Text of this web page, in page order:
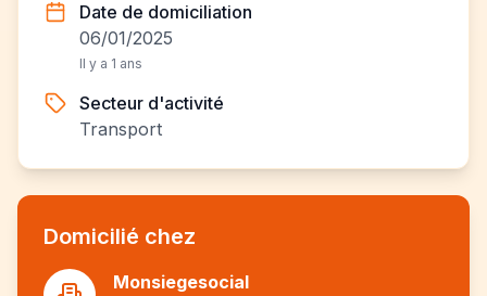
Date de domiciliation
06/01/2025
Il y a 1 ans
Secteur d'activité
Transport
Domicilié chez
Monsiegesocial